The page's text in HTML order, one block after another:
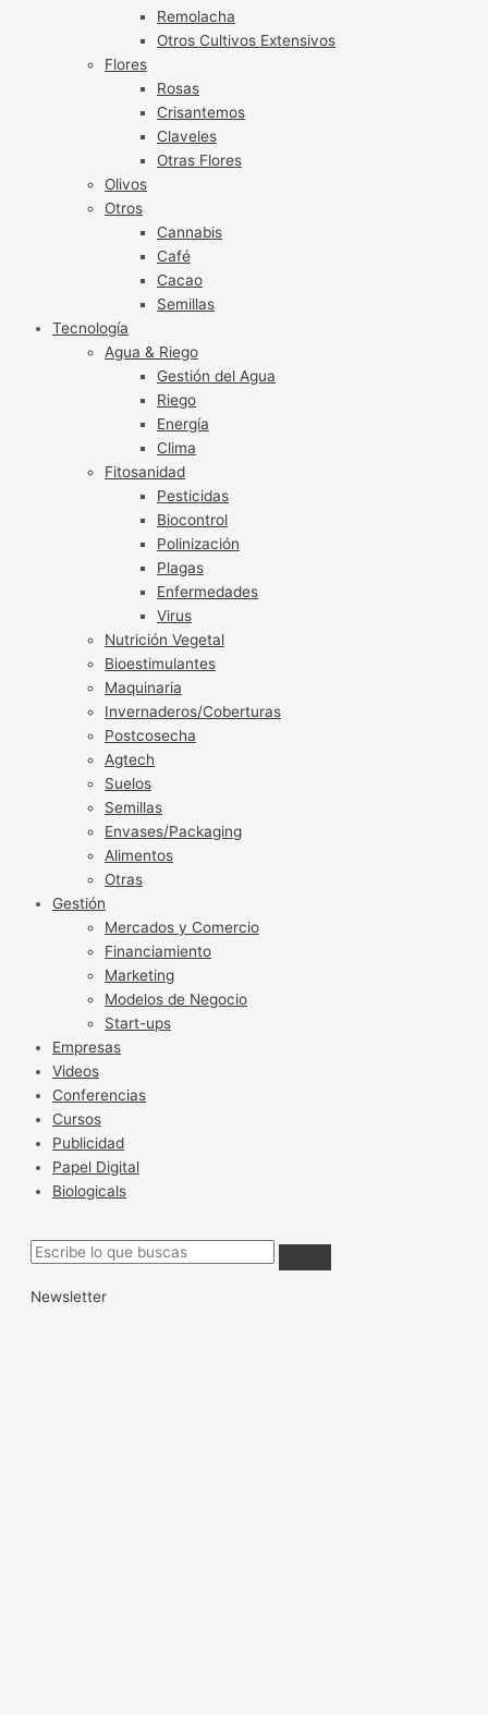
Remolacha
Otros Cultivos Extensivos
Flores
Rosas
Crisantemos
Claveles
Otras Flores
Olivos
Otros
Cannabis
Café
Cacao
Semillas
Tecnología
Agua & Riego
Gestión del Agua
Riego
Energía
Clima
Fitosanidad
Pesticidas
Biocontrol
Polinización
Plagas
Enfermedades
Virus
Nutrición Vegetal
Bioestimulantes
Maquinaria
Invernaderos/Coberturas
Postcosecha
Agtech
Suelos
Semillas
Envases/Packaging
Alimentos
Otras
Gestión
Mercados y Comercio
Financiamiento
Marketing
Modelos de Negocio
Start-ups
Empresas
Videos
Conferencias
Cursos
Publicidad
Papel Digital
Biologicals
Newsletter